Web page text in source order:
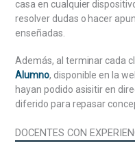
Forma de los
publicación.
administrativos.
El procedimiento
Procedimiento
Especialidades
común. Recursos
casa en cualquier
resolver dudas o hacer
enseñadas.
Además, al terminar cada
Alumno, disponible en la
hayan podido asisitir en
diferido para repasar
DOCENTES CON